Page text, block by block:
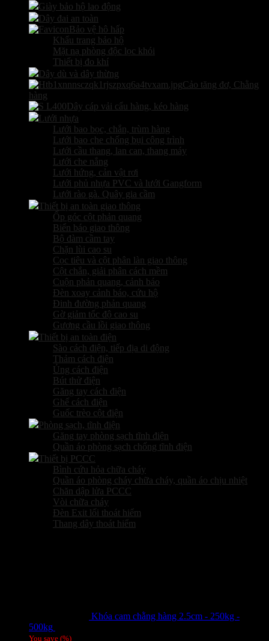
Giày bảo hộ lao động
Dây đai an toàn
Bảo vệ hô hấp
Khẩu trang bảo hộ
Mặt nạ phòng độc lọc khói
Thiết bị đo khí
Dây dù và dây thừng
Cảo tăng đơ, Chằng
hàng
Dây cáp vải cẩu hàng, kéo hàng
Lưới nhựa
Lưới bao bọc, chắn, trùm hàng
Lưới bao che chống bụi công trình
Lưới cầu thang, lan can, thang máy
Lưới che nắng
Lưới hứng, cản vật rơi
Lưới phủ nhựa PVC và lưới Gangform
Lưới rào gà. Quây gia cầm
Thiết bị an toàn giao thông
Ốp góc cột phản quang
Biển báo giao thông
Bộ đàm cầm tay
Chặn lùi cao su
Cọc tiêu và cột phân làn giao thông
Cột chắn, giải phân cách mềm
Cuộn phản quang, cảnh báo
Đèn xoay cảnh báo, cứu hộ
Đinh đường phản quang
Gờ giảm tốc độ cao su
Gương cầu lồi giao thông
Thiết bị an toàn điện
Sào cách điện, tiếp địa di động
Thảm cách điện
Ủng cách điện
Bút thử điện
Găng tay cách điện
Ghế cách điện
Guốc trèo cột điện
Phòng sạch, tĩnh điện
Găng tay phòng sạch tĩnh điện
Quần áo phòng sạch chống tĩnh điện
Thiết bị PCCC
Bình cứu hỏa chữa cháy
Quần áo phòng cháy chữa cháy, quần áo chịu nhiệt
Chăn dập lửa PCCC
Vòi chữa cháy
Đèn Exit lối thoát hiểm
Thang dây thoát hiểm
Khóa cam chằng hàng 2.5cm - 250kg -
500kg
You save (%)